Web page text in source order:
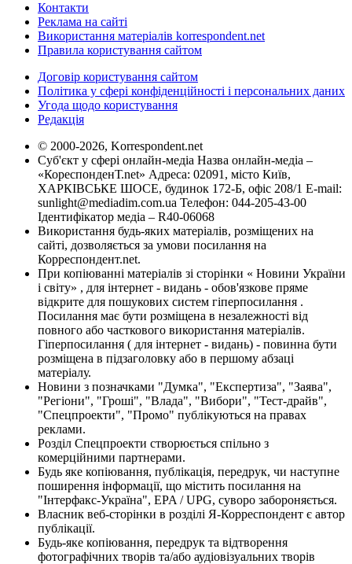
Контакти
Реклама на сайті
Використання матеріалів korrespondent.net
Правила користування сайтом
Договір користування сайтом
Політика у сфері конфіденційності і персональних даних
Угода щодо користування
Редакція
© 2000-2026, Korrespondent.net
Суб'єкт у сфері онлайн-медіа Назва онлайн-медіа –
«КореспонденТ.net» Адреса: 02091, місто Київ,
ХАРКІВСЬКЕ ШОСЕ, будинок 172-Б, офіс 208/1 E-mail:
sunlight@mediadim.com.ua Телефон: 044-205-43-00
Ідентифікатор медіа – R40-06068
Використання будь-яких матеріалів, розміщених на
сайті, дозволяється за умови посилання на
Корреспондент.net.
При копіюванні матеріалів зі сторінки « Новини України
і світу» , для інтернет - видань - обов'язкове пряме
відкрите для пошукових систем гіперпосилання .
Посилання має бути розміщена в незалежності від
повного або часткового використання матеріалів.
Гіперпосилання ( для інтернет - видань) - повинна бути
розміщена в підзаголовку або в першому абзаці
матеріалу.
Новини з позначками "Думка", "Експертиза", "Заява",
"Регіони", "Гроші", "Влада", "Вибори", "Тест-драйв",
"Спецпроекти", "Промо" публікуються на правах
реклами.
Розділ Спецпроекти створюється спільно з
комерційними партнерами.
Будь яке копіювання, публікація, передрук, чи наступне
поширення інформації, що містить посилання на
"Інтерфакс-Україна", EPA / UPG, суворо забороняється.
Власник веб-сторінки в розділі Я-Корреспондент є автор
публікації.
Будь-яке копіювання, передрук та відтворення
фотографічних творів та/або аудіовізуальних творів